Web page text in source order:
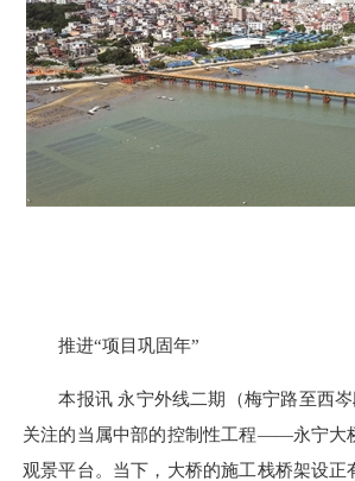
推进“项目巩固年”
本报讯 永宁外线二期（梅宁路至西岑
关注的当属中部的控制性工程——永宁大
观景平台。当下，大桥的施工栈桥架设正